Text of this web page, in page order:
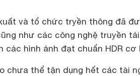
và tổ chức tryền thông đã
như các công nghệ truyền tải
các hình ảnh đạt chuẩn HDR cơ
chưa thể tận dụng hết các tài